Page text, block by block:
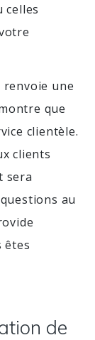
celles
une
que
clientèle.
clients
sera
au
êtes
de